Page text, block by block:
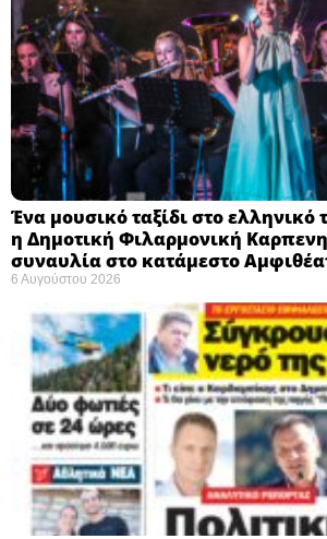
Ένα μουσικό ταξίδι στο ελληνικό
η Δημοτική Φιλαρμονική
συναυλία στο κατάμεστο
6 Αυγούστου 2026